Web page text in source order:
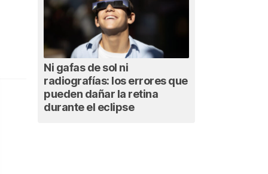
Ni gafas de sol ni
radiografías: los errores que
pueden dañar la retina
durante el eclipse